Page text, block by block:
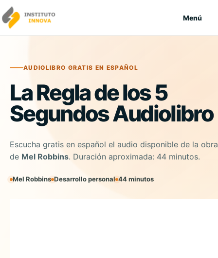
Saltar al contenido
Menú
AUDIOLIBRO GRATIS EN ESPAÑOL
La Regla de los 5
Segundos Audiolibro
Escucha gratis en español el audio disponible de la obra
de Mel Robbins. Duración aproximada: 44 minutos.
Mel Robbins Desarrollo personal 44 minutos